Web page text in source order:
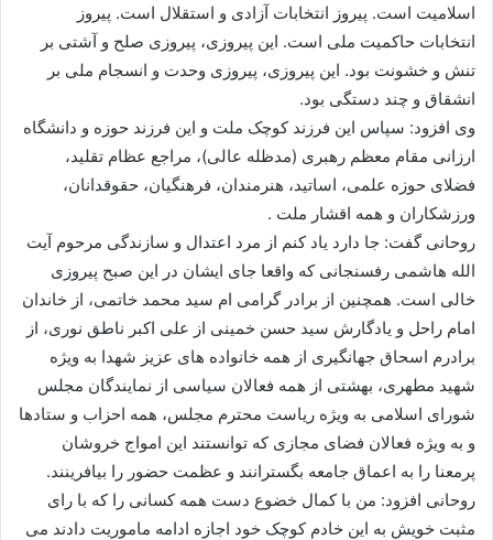
اسلامیت است. پیروز انتخابات آزادی و استقلال است. پیروز
انتخابات حاکمیت ملی است. این پیروزی، پیروزی صلح و آشتی بر
تنش و خشونت بود. این پیروزی، پیروزی وحدت و انسجام ملی بر
انشقاق و چند دستگی بود.
وی افزود: سپاس این فرزند کوچک ملت و این فرزند حوزه و دانشگاه
ارزانی مقام معظم رهبری (مدظله عالی)، مراجع عظام تقلید،
فضلای حوزه علمی، اساتید، هنرمندان، فرهنگیان، حقوقدانان،
ورزشکاران و همه اقشار ملت .
روحانی گفت: جا دارد یاد کنم از مرد اعتدال و سازندگی مرحوم آیت
الله هاشمی رفسنجانی که واقعا جای ایشان در این صبح پیروزی
خالی است. همچنین از برادر گرامی ام سید محمد خاتمی، از خاندان
امام راحل و یادگارش سید حسن خمینی از علی اکبر ناطق نوری، از
برادرم اسحاق جهانگیری از همه خانواده های عزیز شهدا به ویژه
شهید مطهری، بهشتی از همه فعالان سیاسی از نمایندگان مجلس
شورای اسلامی به ویژه ریاست محترم مجلس، همه احزاب و ستادها
و به ویژه فعالان فضای مجازی که توانستند این امواج خروشان
پرمعنا را به اعماق جامعه بگسترانند و عظمت حضور را بیافرینند.
روحانی افزود: من با کمال خضوع دست همه کسانی را که با رای
مثبت خویش به این خادم کوچک خود اجازه ادامه ماموریت دادند می